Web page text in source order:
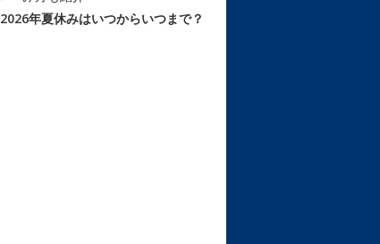
2026年夏休みはいつからいつまで？